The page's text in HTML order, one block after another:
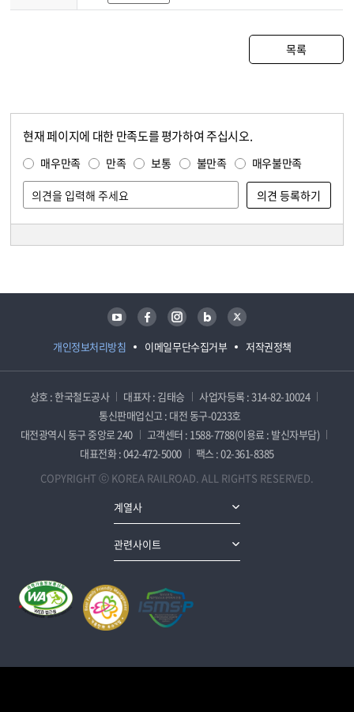
목록
현재 페이지에 대한 만족도를 평가하여 주십시오.
매우만족 만족 보통 불만족 매우불만족
개인정보처리방침 이메일무단수집거부 저작권정책
유튜브 페이스북 인스타그램 블로그 트위터
상호 : 한국철도공사 대표자 : 김태승
사업자등록 : 314-82-10024
통신판매업신고 : 대전 동구-0233호
대전광역시 동구 중앙로 240
고객센터 : 1588-7788(이용료 : 발신자부담)
대표전화 : 042-472-5000
팩스 : 02-361-8385
COPYRIGHT ⓒ KOREA RAILROAD. ALL RIGHTS RESERVED.
계열사
관련사이트